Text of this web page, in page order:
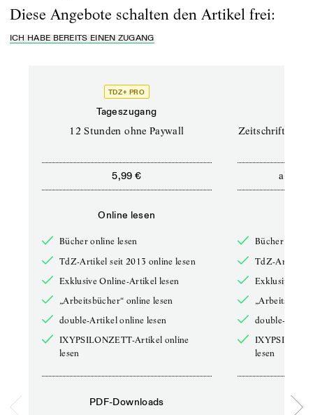
Diese Angebote schalten den Artikel frei:
ICH HABE BEREITS EINEN ZUGANG
TDZ+ PRO
Tageszugang
12 Stunden ohne Paywall
5,99 €
Online lesen
Bücher online lesen
TdZ-Artikel seit 2013 online lesen
Exklusive Online-Artikel lesen
„Arbeitsbücher“ online lesen
double-Artikel online lesen
IXYPSILONZETT-Artikel online
lesen
PDF-Downloads
Zeitschriften
ab
Bücher online
TdZ-Artikel
Exklusive
double-
lesen